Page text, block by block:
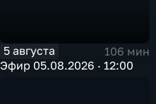
5 августа
106 мин
Эфир 05.08.2026 · 12:00